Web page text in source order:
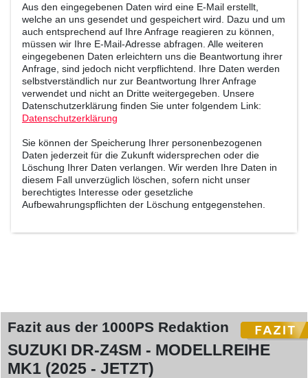
Aus den eingegebenen Daten wird eine E-Mail erstellt,
welche an uns gesendet und gespeichert wird. Dazu und um
auch entsprechend auf Ihre Anfrage reagieren zu können,
müssen wir Ihre E-Mail-Adresse abfragen. Alle weiteren
eingegebenen Daten erleichtern uns die Beantwortung ihrer
Anfrage, sind jedoch nicht verpflichtend. Ihre Daten werden
selbstverständlich nur zur Beantwortung Ihrer Anfrage
verwendet und nicht an Dritte weitergegeben. Unsere
Datenschutzerklärung finden Sie unter folgendem Link:
Datenschutzerklärung
Sie können der Speicherung Ihrer personenbezogenen
Daten jederzeit für die Zukunft widersprechen oder die
Löschung Ihrer Daten verlangen. Wir werden Ihre Daten in
diesem Fall unverzüglich löschen, sofern nicht unser
berechtigtes Interesse oder gesetzliche
Aufbewahrungspflichten der Löschung entgegenstehen.
Fazit aus der 1000PS Redaktion
SUZUKI DR-Z4SM - MODELLREIHE
MK1 (2025 - JETZT)